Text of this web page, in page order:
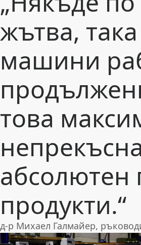
жътва,
машини
това
абсолютен
продукти.“
д-р Михаел Галмайер,